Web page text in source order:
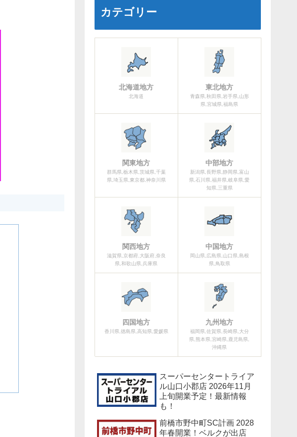
カテゴリー
北海道地方
北海道
東北地方
青森県,秋田県,岩手県,山形
県,宮城県,福島県
関東地方
群馬県,栃木県,茨城県,千葉
県,埼玉県,東京都,神奈川県
中部地方
新潟県,長野県,静岡県,富山
県,石川県,福井県,岐阜県,愛
知県,三重県
関西地方
滋賀県,京都府,大阪府,奈良
県,和歌山県,兵庫県
中国地方
岡山県,広島県,山口県,島根
県,鳥取県
四国地方
香川県,徳島県,高知県,愛媛県
九州地方
福岡県,佐賀県,長崎県,大分
県,熊本県,宮崎県,鹿児島県,
沖縄県
スーパーセンタートライア
ル山口小郡店 2026年11月
上旬開業予定！最新情報
も！
前橋市野中町SC計画 2028
年春開業！ベルクが出店